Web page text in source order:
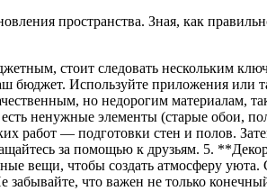
пространства. Зная, как
стоит следовать нескольким
бюджет. Используйте приложения или
но недорогим материалам,
ненужные элементы (старые обои,
работ — подготовки стен и полов.
за помощью к друзьям. 5.
вещи, чтобы создать атмосферу
что важен не только конечный